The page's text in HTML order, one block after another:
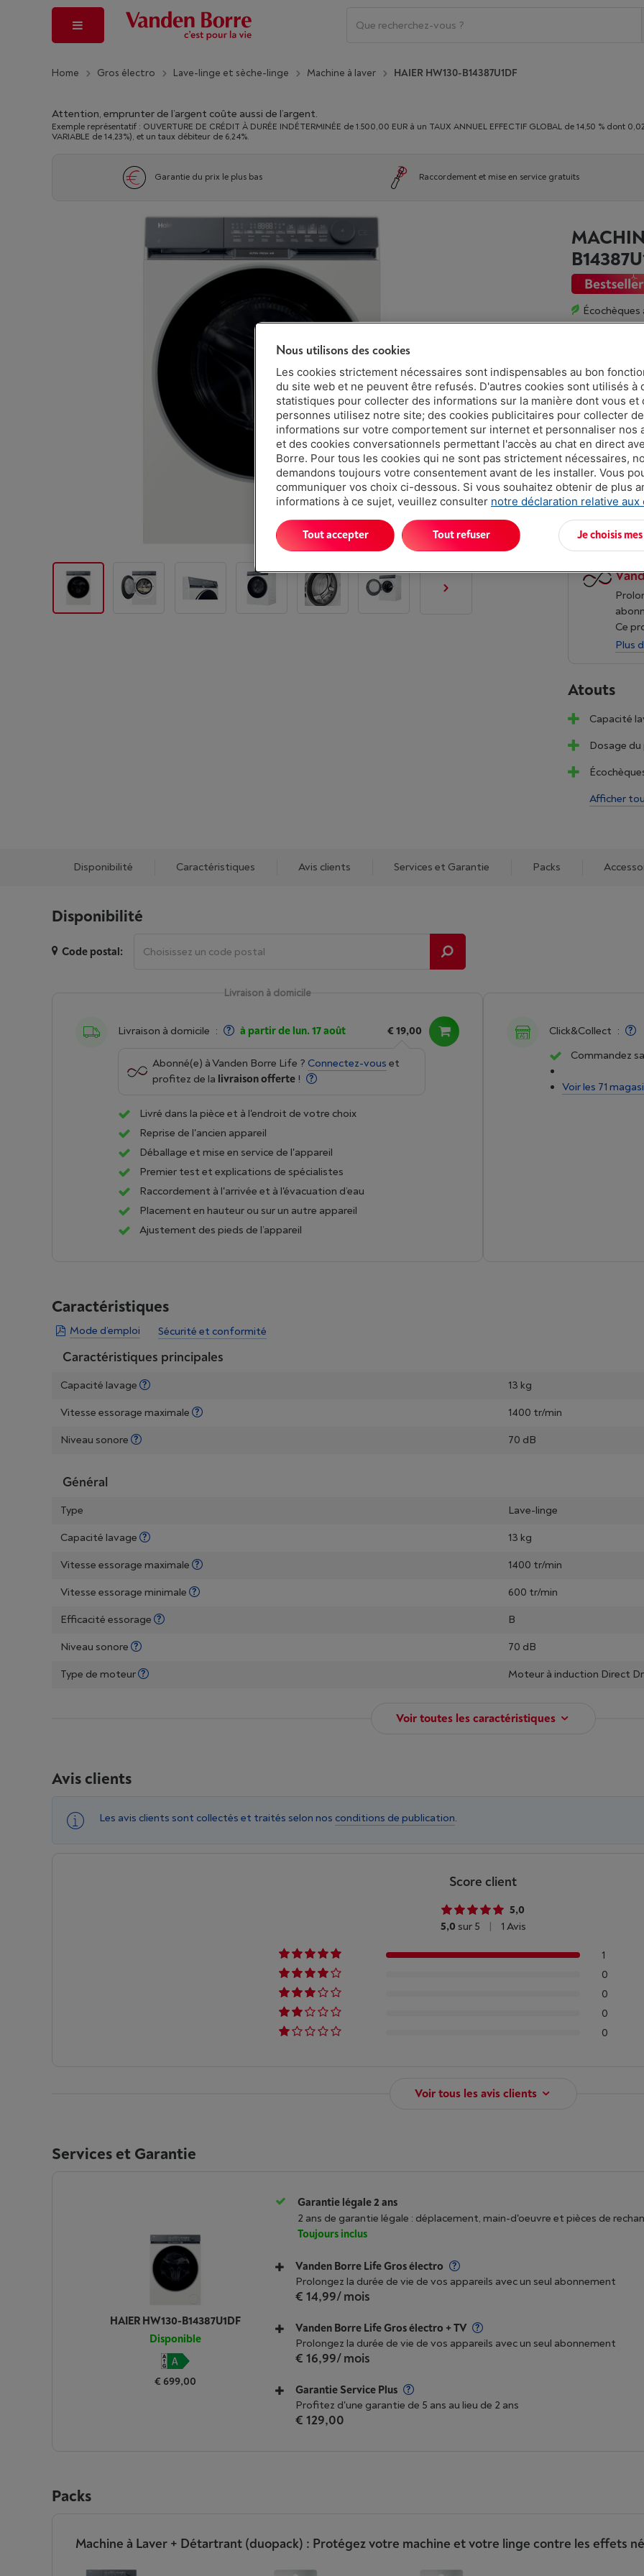
Home Gros électro Lave-linge et sèche-linge Machine à laver HAIER HW130-B14387U1DF
Attention, emprunter de l’argent coûte aussi de l’argent.
Exemple représentatif : OUVERTURE DE CRÉDIT À DURÉE INDÉTERMINÉE de 1.500,00 EUR à un TAUX ANNUEL EFFECTIF GLOBAL de 14,50 %
VARIABLE de 14,23%), et un taux débiteur de 6,24%.
Garantie du prix le plus bas Raccordement et mise en service gratuits
Disponible
€
Ou 24
Taux
Ce
Plus
Atouts
Capacité
Dosage
Afficher
Disponibilité Caractéristiques Avis clients Services et Garantie Packs
Disponibilité
Code postal:
Livraison à domicile
Livraison à domicile : à partir de lun. 17 août € 19,00
Abonné(e) à Vanden Borre Life ? Connectez-vous et
profitez de la livraison offerte !
Livré dans la pièce et à l'endroit de votre choix
Reprise de l'ancien appareil
Déballage et mise en service de l'appareil
Premier test et explications de spécialistes
Raccordement à l'arrivée et à l'évacuation d’eau
Placement en hauteur ou sur un autre appareil
Ajustement des pieds de l’appareil
Click&Collect :
Commandez
Voir les 71
Caractéristiques
Mode d’emploi Sécurité et conformité
Caractéristiques principales
Capacité lavage
13 kg
Vitesse essorage maximale
1400 tr/min
Niveau sonore
70 dB
Général
Type
Lave-linge
Capacité lavage
13 kg
Vitesse essorage maximale
1400 tr/min
Vitesse essorage minimale
600 tr/min
Efficacité essorage
B
Niveau sonore
70 dB
Type de moteur
Moteur à induction Direct
Voir toutes les caractéristiques
Avis clients
Les avis clients sont collectés et traités selon nos conditions de publication.
Score client
5,0
5,0 sur 5 | 1 Avis
1
0
0
0
0
Voir tous les avis clients
Services et Garantie
HAIER HW130-B14387U1DF
Disponible
€ 699,00
Garantie légale 2 ans
2 ans de garantie légale : déplacement, main-d'oeuvre et pièces de
Toujours inclus
Vanden Borre Life Gros électro
Prolongez la durée de vie de vos appareils avec un seul abonnement
€ 14,99/ mois
Vanden Borre Life Gros électro + TV
Prolongez la durée de vie de vos appareils avec un seul abonnement
€ 16,99/ mois
Garantie Service Plus
Profitez d'une garantie de 5 ans au lieu de 2 ans
€ 129,00
Packs
Machine à Laver + Détartrant (duopack) : Protégez votre machine et votre linge contre les effets
Nous utilisons des cookies
Les cookies strictement nécessaires sont indispensables au bon
du site web et ne peuvent être refusés. D'autres cookies sont utilisés à
statistiques pour collecter des informations sur la manière dont vous et
personnes utilisez notre site; des cookies publicitaires pour collecter
informations sur votre comportement sur internet et personnaliser nos
et des cookies conversationnels permettant l'accès au chat en direct
Borre. Pour tous les cookies qui ne sont pas strictement nécessaires,
demandons toujours votre consentement avant de les installer. Vous
communiquer vos choix ci-dessous. Si vous souhaitez obtenir de plus
informations à ce sujet, veuillez consulter notre déclaration relative aux
Je choisis
Tout refuser
Tout accepter